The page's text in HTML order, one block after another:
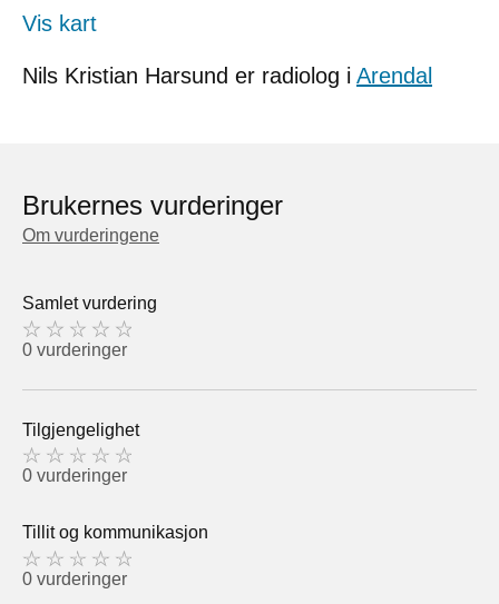
Vis kart
Nils Kristian Harsund er radiolog i Arendal
Brukernes vurderinger
Om vurderingene
Samlet vurdering
0 vurderinger
Tilgjengelighet
0 vurderinger
Tillit og kommunikasjon
0 vurderinger